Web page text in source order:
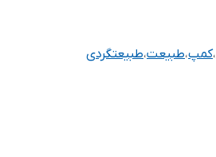
،کمپ،طبیعت،طبیعتگردی